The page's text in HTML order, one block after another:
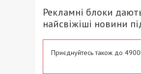
Рекламні блоки
найсвіжіші новини
Приєднуйтесь також до